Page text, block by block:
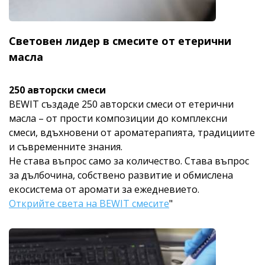
Световен лидер в смесите от етерични
масла
250 авторски смеси
BEWIT създаде 250 авторски смеси от етерични
масла – от прости композиции до комплексни
смеси, вдъхновени от ароматерапията, традициите
и съвременните знания.
Не става въпрос само за количество. Става въпрос
за дълбочина, собствено развитие и обмислена
екосистема от аромати за ежедневието.
Открийте света на BEWIT смесите"